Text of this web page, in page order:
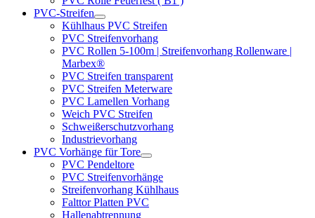
PVC-Streifen
Kühlhaus PVC Streifen
PVC Streifenvorhang
PVC Rollen 5-100m | Streifenvorhang Rollenware |
Marbex®
PVC Streifen transparent
PVC Streifen Meterware
PVC Lamellen Vorhang
Weich PVC Streifen
Schweißerschutzvorhang
Industrievorhang
PVC Vorhänge für Tore
PVC Pendeltore
PVC Streifenvorhänge
Streifenvorhang Kühlhaus
Falttor Platten PVC
Hallenabtrennung